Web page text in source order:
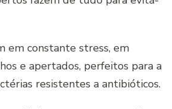
em constante stress, em
e apertados, perfeitos para a
resistentes a antibióticos.